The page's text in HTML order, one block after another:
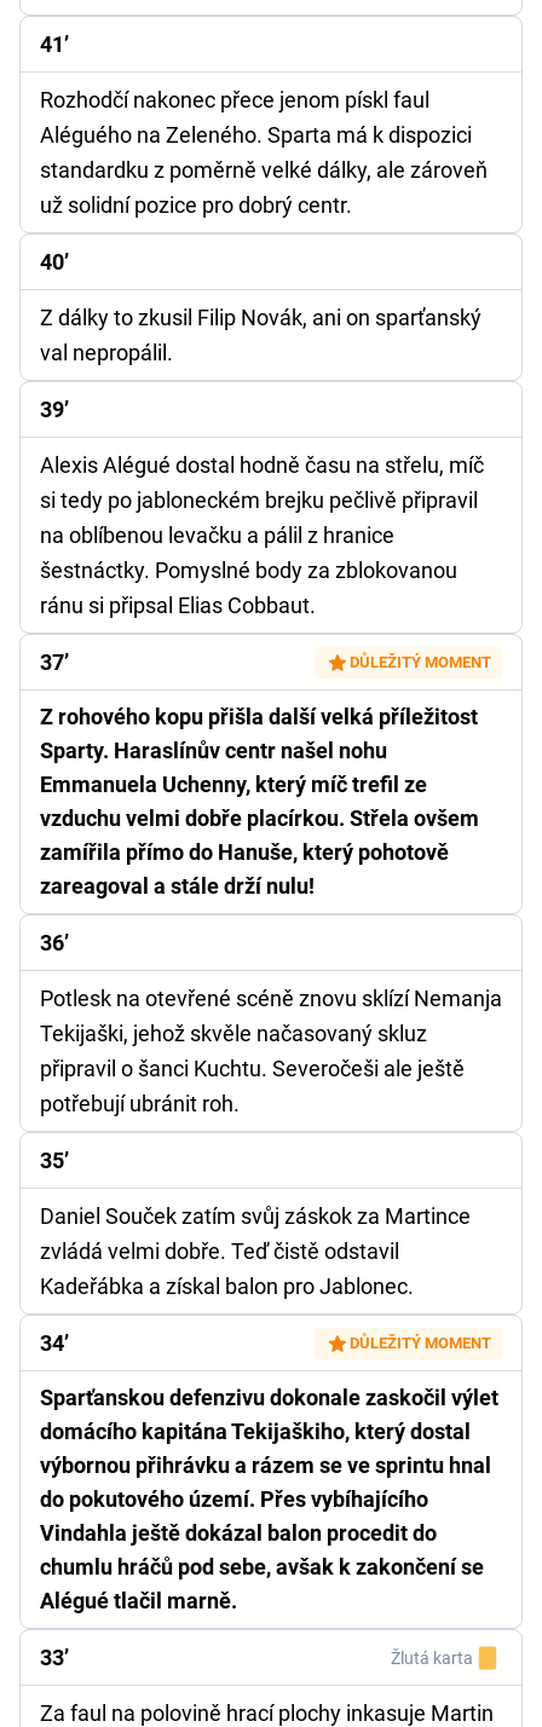
41’
Rozhodčí nakonec přece jenom pískl faul
Aléguého na Zeleného. Sparta má k dispozici
standardku z poměrně velké dálky, ale zároveň
už solidní pozice pro dobrý centr.
40’
Z dálky to zkusil Filip Novák, ani on sparťanský
val nepropálil.
39’
Alexis Alégué dostal hodně času na střelu, míč
si tedy po jabloneckém brejku pečlivě připravil
na oblíbenou levačku a pálil z hranice
šestnáctky. Pomyslné body za zblokovanou
ránu si připsal Elias Cobbaut.
37’ DŮLEŽITÝ MOMENT
Z rohového kopu přišla další velká příležitost
Sparty. Haraslínův centr našel nohu
Emmanuela Uchenny, který míč trefil ze
vzduchu velmi dobře placírkou. Střela ovšem
zamířila přímo do Hanuše, který pohotově
zareagoval a stále drží nulu!
36’
Potlesk na otevřené scéně znovu sklízí Nemanja
Tekijaški, jehož skvěle načasovaný skluz
připravil o šanci Kuchtu. Severočeši ale ještě
potřebují ubránit roh.
35’
Daniel Souček zatím svůj záskok za Martince
zvládá velmi dobře. Teď čistě odstavil
Kadeřábka a získal balon pro Jablonec.
34’ DŮLEŽITÝ MOMENT
Sparťanskou defenzivu dokonale zaskočil výlet
domácího kapitána Tekijaškiho, který dostal
výbornou přihrávku a rázem se ve sprintu hnal
do pokutového území. Přes vybíhajícího
Vindahla ještě dokázal balon procedit do
chumlu hráčů pod sebe, avšak k zakončení se
Alégué tlačil marně.
33’ Žlutá karta
Za faul na polovině hrací plochy inkasuje Martin